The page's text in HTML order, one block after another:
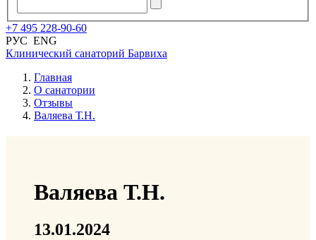
+7 495 228-90-60
РУС ENG
Клинический санаторий Барвиха
Главная
О санатории
Отзывы
Валяева Т.Н.
Валяева Т.Н.
13.01.2024